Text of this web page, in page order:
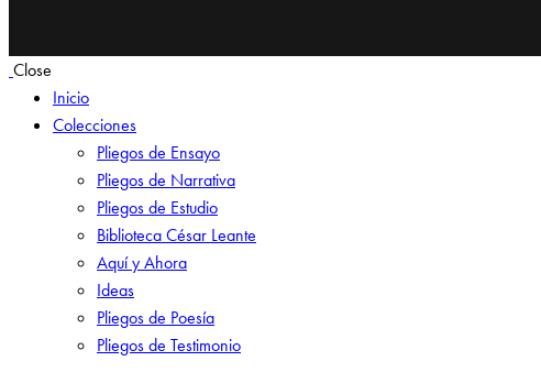
Close
Inicio
Colecciones
Pliegos de Ensayo
Pliegos de Narrativa
Pliegos de Estudio
Biblioteca César Leante
Aquí y Ahora
Ideas
Pliegos de Poesía
Pliegos de Testimonio